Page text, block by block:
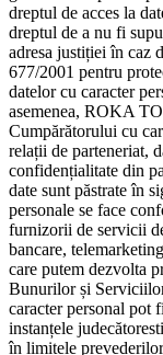
dreptul de acces la
dreptul de a nu fi
adresa justiției în caz
677/2001 pentru
datelor cu caracter
asemenea, ROKA
Cumpărătorului cu
relații de parteneriat,
confidențialitate din
date sunt păstrate în
personale se face
furnizorii de servicii
bancare,
care putem dezvolta
Bunurilor și
caracter personal pot
instanțele
în limitele